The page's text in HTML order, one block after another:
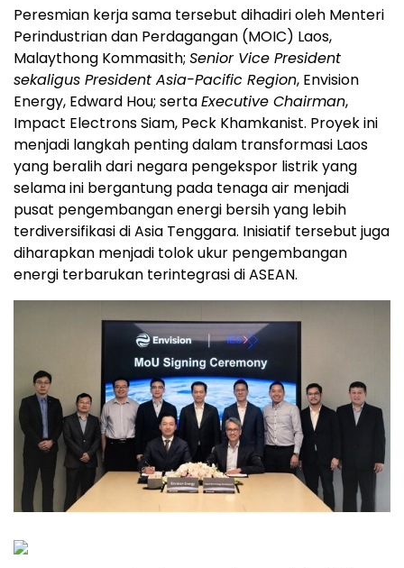
Peresmian kerja sama tersebut dihadiri oleh Menteri
Perindustrian dan Perdagangan (MOIC) Laos,
Malaythong Kommasith; Senior Vice President
sekaligus President Asia-Pacific Region, Envision
Energy, Edward Hou; sertaExecutive Chairman,
Impact Electrons Siam, Peck Khamkanist. Proyek ini
menjadi langkah penting dalam transformasi Laos
yang beralih dari negara pengekspor listrik yang
selama ini bergantung pada tenaga air menjadi
pusat pengembangan energi bersih yang lebih
terdiversifikasi di Asia Tenggara. Inisiatif tersebut juga
diharapkan menjadi tolok ukur pengembangan
energi terbarukan terintegrasi di ASEAN.